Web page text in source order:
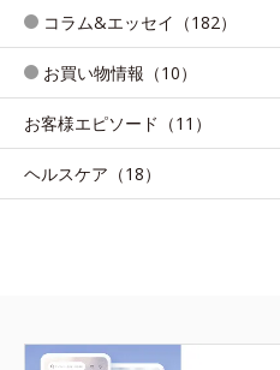
コラム&エッセイ（182）
お買い物情報（10）
お客様エピソード（11）
ヘルスケア（18）